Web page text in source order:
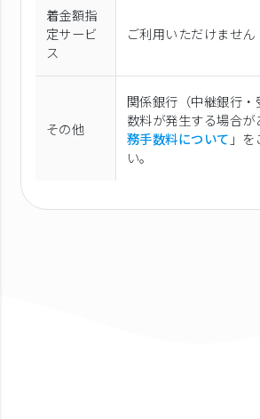
着金額指
定サービ
ス
ご利用いただけません
その他
関係銀行（中継銀行
数料が発生する場合が
務手数料について 」
い。